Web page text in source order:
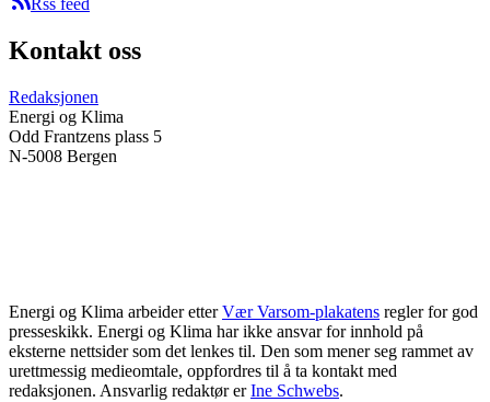
Rss feed
Kontakt oss
Redaksjonen
Energi og Klima
Odd Frantzens plass 5
N-5008 Bergen
Energi og Klima arbeider etter Vær Varsom-plakatens regler for god
presseskikk. Energi og Klima har ikke ansvar for innhold på
eksterne nettsider som det lenkes til. Den som mener seg rammet av
urettmessig medieomtale, oppfordres til å ta kontakt med
redaksjonen. Ansvarlig redaktør er Ine Schwebs.